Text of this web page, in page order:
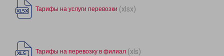
Тарифы на услуги перевозки (xlsx)
Тарифы на перевозку в филиал (xls)